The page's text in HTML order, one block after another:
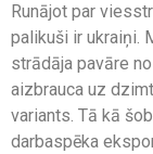
Runājot par
palikuši ir ukraiņi.
strādāja pavāre
aizbrauca uz
variants. Tā kā
darbaspēka